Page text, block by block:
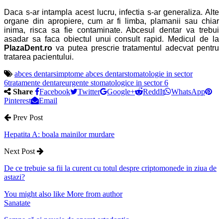
Daca s-ar intampla acest lucru, infectia s-ar generaliza. Alte
organe din apropiere, cum ar fi limba, plamanii sau chiar
inima, risca sa fie contaminate. Abcesul dentar va trebui
asadar sa faca obiectul unui consult rapid. Medicul de la
PlazaDent.ro va putea prescrie tratamentul adecvat pentru
tratarea pacientului.
abces dentarsimptome abces dentarstomatologie in sector
6tratamente dentareurgente stomatologice in sector 6
Share
Facebook Twitter Google+ ReddIt
WhatsApp
Pinterest
Email
Prev Post
Hepatita A: boala mainilor murdare
Next Post
De ce trebuie sa fii la curent cu totul despre criptomonede in ziua de
astazi?
You might also like More from author
Sanatate